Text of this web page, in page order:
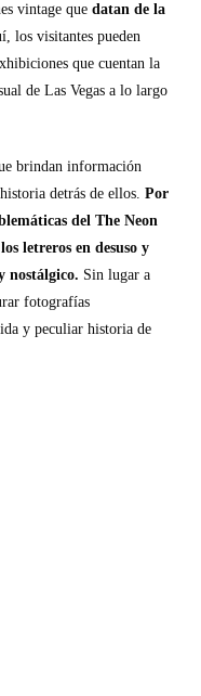
vintage que datan de la
los visitantes pueden
que cuentan la
de Las Vegas a lo largo
brindan información
detrás de ellos.Por
del The Neon
letreros en desuso y
nostálgico. Sin lugar a
fotografías
y peculiar historia de